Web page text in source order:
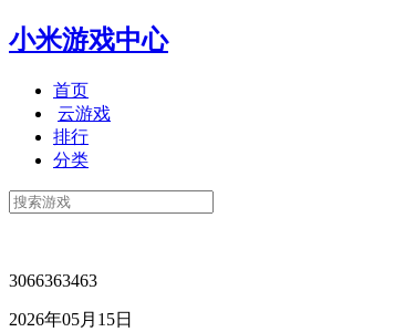
小米游戏中心
首页
云游戏
排行
分类
3066363463
2026年05月15日